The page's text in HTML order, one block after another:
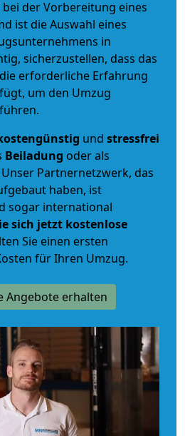
der Vorbereitung eines
ist die Auswahl eines
in
sicherzustellen, dass das
erforderliche Erfahrung
um den Umzug
und stressfrei
Beiladung oder als
Unser Partnernetzwerk, das
haben, ist
sogar international
sich jetzt kostenlose
Sie einen ersten
für Ihren Umzug.
Angebote erhalten